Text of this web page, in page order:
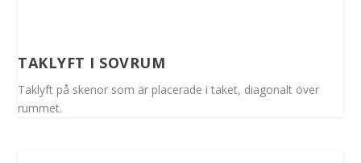
TAKLYFT I SOVRUM
Taklyft på skenor som är placerade i taket, diagonalt över
rummet.